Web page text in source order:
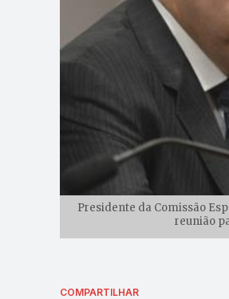
Presidente da Comissão
reunião
COMPARTILHAR